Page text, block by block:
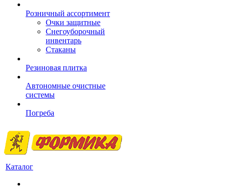
Розничный ассортимент
Очки защитные
Снегоуборочный
инвентарь
Стаканы
Резиновая плитка
Автономные очистные
системы
Погреба
Каталог